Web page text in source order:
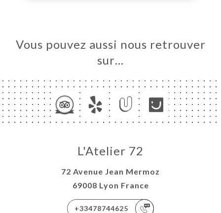
Vous pouvez aussi nous retrouver
sur…
L'Atelier 72
72 Avenue Jean Mermoz
69008 Lyon France
+33478744625